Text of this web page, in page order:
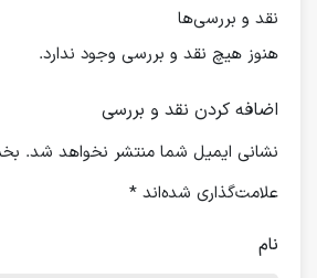
نقد و بررسی‌ها
هنوز هیچ نقد و بررسی وجود ندارد.
اضافه کردن نقد و بررسی
نشانی ایمیل شما منتشر نخواهد شد.
علامت‌گذاری شده‌اند *
نام